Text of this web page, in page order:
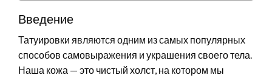
Введение
Татуировки являются одним из самых популярных
способов самовыражения и украшения своего тела.
Наша кожа — это чистый холст, на котором мы